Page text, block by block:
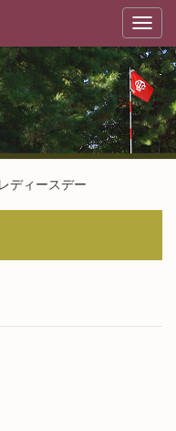
T
g
g
l
e
n
a
v
i
a
n
垂
レディースデー